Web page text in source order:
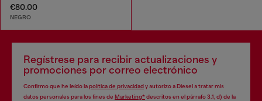
€80.00
NEGRO
Regístrese para recibir actualizaciones y
promociones por correo electrónico
Confirmo que he leído lapolítica de privacidady autorizo a Diesel a tratar mis
datos personales para los fines de Marketing*descritos en el párrafo 3.1, d) de la